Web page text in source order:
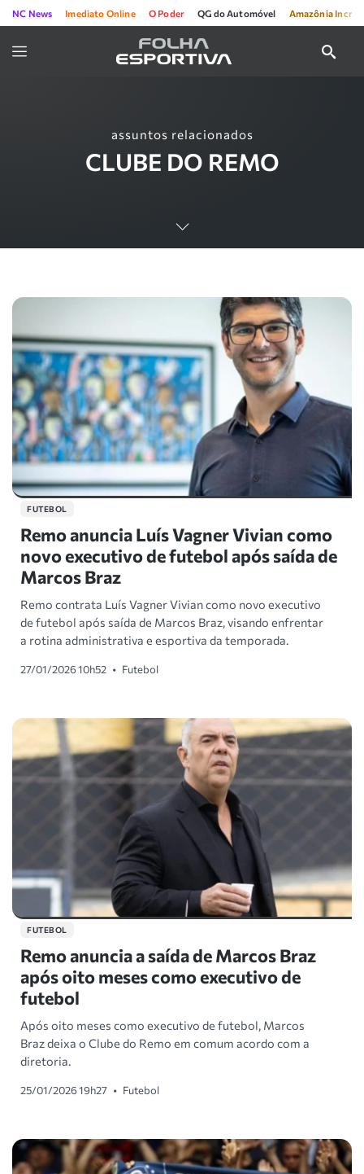
NC News Imediato Online O Poder QG do Automóvel Amazônia
assuntos relacionados
CLUBE DO REMO
FUTEBOL
Remo anuncia Luís Vagner Vivian como
novo executivo de futebol após saída de
Marcos Braz
Remo contrata Luís Vagner Vivian como novo executivo
de futebol após saída de Marcos Braz, visando enfrentar
a rotina administrativa e esportiva da temporada.
27/01/2026 10h52 • Futebol
FUTEBOL
Remo anuncia a saída de Marcos Braz
após oito meses como executivo de
futebol
Após oito meses como executivo de futebol, Marcos
Braz deixa o Clube do Remo em comum acordo com a
diretoria.
25/01/2026 19h27 • Futebol